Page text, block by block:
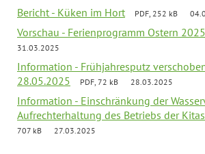
Bericht - Küken im Hort PDF, 252 kB
Vorschau - Ferienprogramm Ostern 2025
31.03.2025
Information - Frühjahresputz
28.05.2025
PDF, 72 kB 28.03.2025
Information - Einschränkung der
Aufrechterhaltung des Betriebs der
707 kB
27.03.2025